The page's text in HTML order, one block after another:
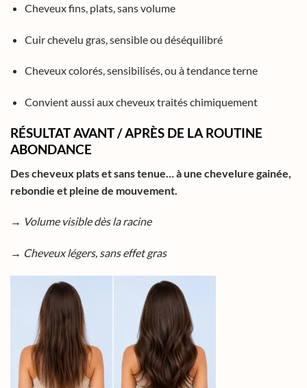
Cheveux fins, plats, sans volume
Cuir chevelu gras, sensible ou déséquilibré
Cheveux colorés, sensibilisés, ou à tendance terne
Convient aussi aux cheveux traités chimiquement
RÉSULTAT AVANT / APRÈS DE LA ROUTINE
ABONDANCE
Des cheveux plats et sans tenue… à une chevelure gainée,
rebondie et pleine de mouvement.
→ Volume visible dès la racine
→ Cheveux légers, sans effet gras